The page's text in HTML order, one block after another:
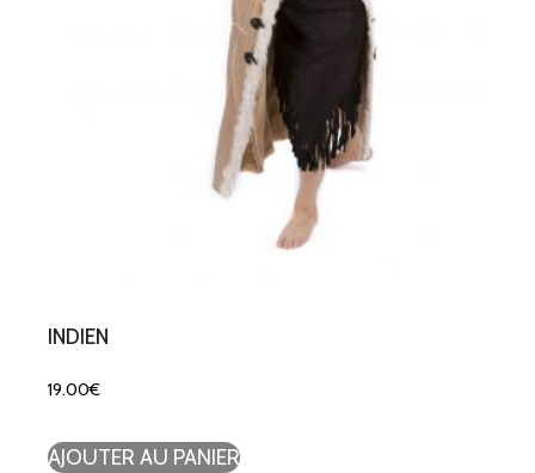
INDIEN
19.00€
AJOUTER AU PANIER